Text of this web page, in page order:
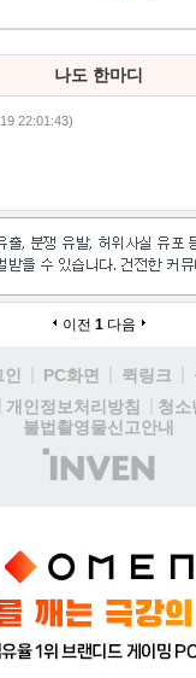
나도 한마디
22:01:43)
이전 1 다음
PC화면 퀵링크
개인정보처리방침
청소
불법촬영물신고안내
(주)
인